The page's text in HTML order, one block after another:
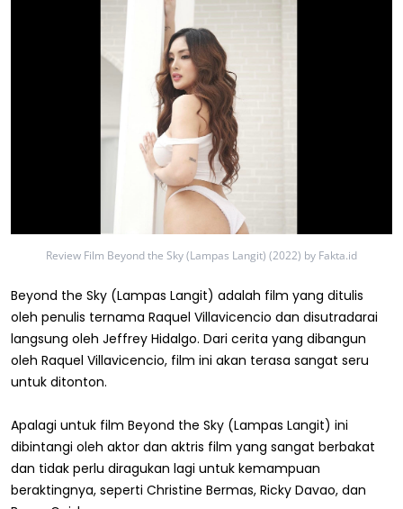
Review Film Beyond the Sky (Lampas Langit) (2022) by Fakta.id
Beyond the Sky (Lampas Langit) adalah film yang ditulis
oleh penulis ternama Raquel Villavicencio dan disutradarai
langsung oleh Jeffrey Hidalgo. Dari cerita yang dibangun
oleh Raquel Villavicencio, film ini akan terasa sangat seru
untuk ditonton.
Apalagi untuk film Beyond the Sky (Lampas Langit) ini
dibintangi oleh aktor dan aktris film yang sangat berbakat
dan tidak perlu diragukan lagi untuk kemampuan
beraktingnya, seperti Christine Bermas, Ricky Davao, dan